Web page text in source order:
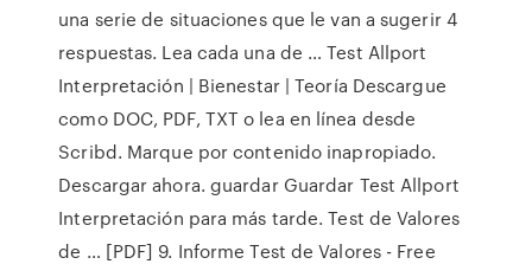
una serie de situaciones que le van a sugerir 4
respuestas. Lea cada una de … Test Allport
Interpretación | Bienestar | Teoría Descargue
como DOC, PDF, TXT o lea en línea desde
Scribd. Marque por contenido inapropiado.
Descargar ahora. guardar Guardar Test Allport
Interpretación para más tarde. Test de Valores
de … [PDF] 9. Informe Test de Valores - Free